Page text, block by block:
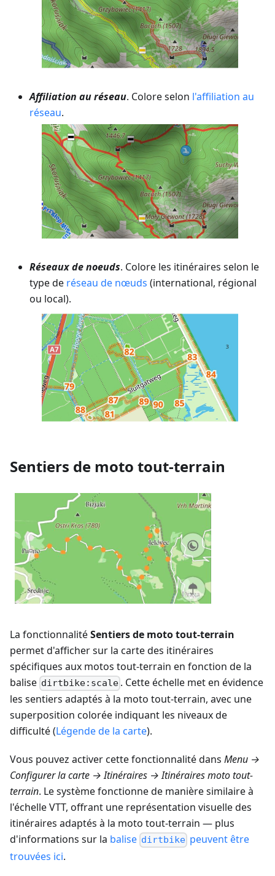
Affiliation au réseau. Colore selon l'affiliation au
réseau.
Réseaux de noeuds. Colore les itinéraires selon le
type de réseau de nœuds (international, régional
ou local).
Sentiers de moto tout-terrain
La fonctionnalitéSentiers de moto tout-terrain
permet d'afficher sur la carte des itinéraires
spécifiques aux motos tout-terrain en fonction de la
balise dirtbike:scale . Cette échelle met en évidence
les sentiers adaptés à la moto tout-terrain, avec une
superposition colorée indiquant les niveaux de
difficulté (Légende de la carte).
Vous pouvez activer cette fonctionnalité dans Menu →
Configurer la carte → Itinéraires → Itinéraires moto tout-
terrain. Le système fonctionne de manière similaire à
l'échelle VTT, offrant une représentation visuelle des
itinéraires adaptés à la moto tout-terrain — plus
d'informations sur la balise dirtbike peuvent être
trouvées ici.